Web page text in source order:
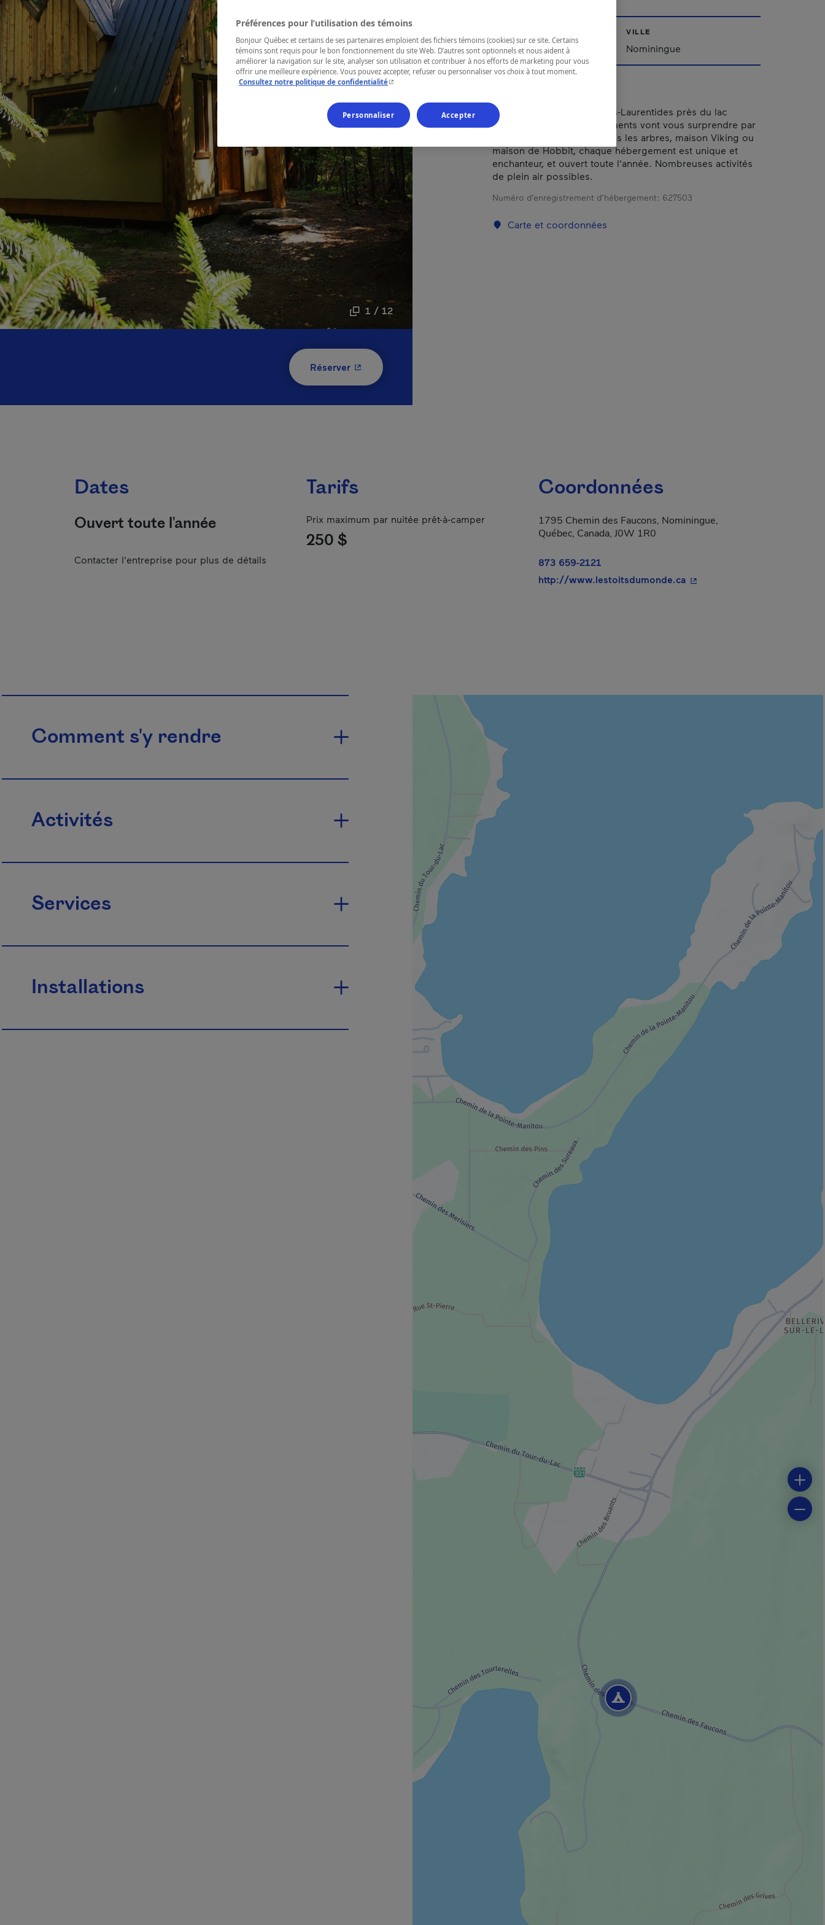
1 / 12
Réserver- Cet hyperlien s'ouvrira dans une nouvelle fenêtre.
Laurentides
VILLE
Nominingue
Nichés au cœur des Hautes-Laurentides près du lac
Nominingue, ces hébergements vont vous surprendre par
leur originalité. Cabane dans les arbres, maison Viking ou
maison de Hobbit, chaque hébergement est unique et
enchanteur, et ouvert toute l'année. Nombreuses activités
de plein air possibles.
Numéro d’enregistrement d’hébergement : 627503
Carte et coordonnées
Dates
Ouvert toute l'année
Contacter l'entreprise pour plus de détails
Tarifs
Prix maximum par nuitée prêt-à-camper
250 $
Coordonnées
1795 Chemin des Faucons, Nominingue,
Québec, Canada, J0W 1R0
873 659-2121
http://www.lestoitsdumonde.ca - Cet hyperlien s'ouvrira
Comment s'y rendre
Activités
Services
Installations
Préférences pour l’utilisation des témoins
Bonjour Québec et certains de ses partenaires emploient des fichiers témoins (cookies) sur ce site. Certains
témoins sont requis pour le bon fonctionnement du site Web. D’autres sont optionnels et nous aident à
améliorer la navigation sur le site, analyser son utilisation et contribuer à nos efforts de marketing pour vous
offrir une meilleure expérience. Vous pouvez accepter, refuser ou personnaliser vos choix à tout moment.
Consultez notre politique de confidentialité- Cet hyperlien s'ouvrira dans une nouvelle fenêtre.
Personnaliser Accepter